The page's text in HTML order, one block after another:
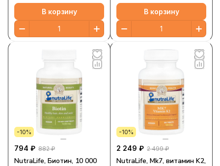
В корзину В корзину
-10%
794 ₽ 882 ₽
NutraLife, Биотин, 10 000
-10%
2 249 ₽ 2 499 ₽
NutraLife, Mk7, витамин K2,